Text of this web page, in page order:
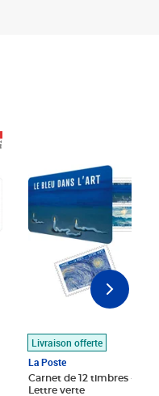
Livraison offerte
La Poste
Carnet de 12 timbres - Le
Lettre verte